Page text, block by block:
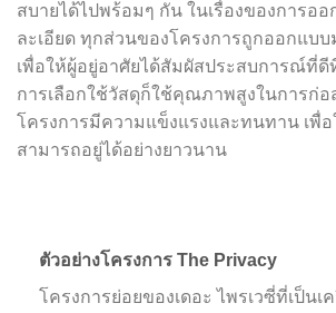
สบายได้ไปพร้อมๆ กัน ในเรื่องของการออ
ละเอียด ทุกส่วนของโครงการถูกออกแบ
เพื่อให้ผู้อยู่อาศัยได้สัมผัสประสบการณ์ที่ดี
การเลือกใช้วัสดุก็ใช้คุณภาพสูงในการก่อ
โครงการมีความแข็งแรงและทนทาน เพื่
สามารถอยู่ได้อย่างยาวนาน
ตัวอย่างโครงการ The Privacy
โครงการย่อยของเดอะ ไพรเวซี่ที่เป็นเ